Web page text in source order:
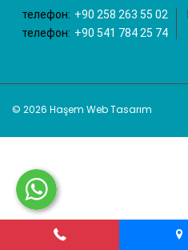
телефон: +90 258 263 55 02
телефон: +90 541 784 25 74
© 2026 Haşem Web Tasarım